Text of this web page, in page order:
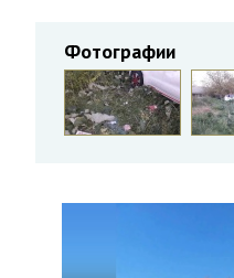
Фотографии